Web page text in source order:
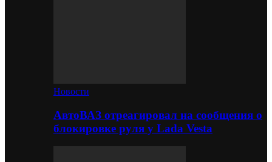
Новости
АвтоВАЗ отреагировал на сообщения о
блокировке руля у Lada Vesta